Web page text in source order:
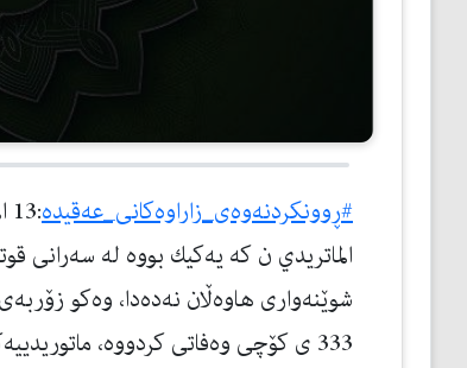
#ڕوونكردنه‌وه‌ی_زاراوه‌كانی_عه‌قیده‌
الماتریدي ن كه‌ یه‌كیك بووه‌ له‌ سه‌رانی
شوێنه‌واری هاوه‌ڵان نه‌ده‌دا، وه‌كو
333 ی كۆچی وه‌فاتی كردووه‌،